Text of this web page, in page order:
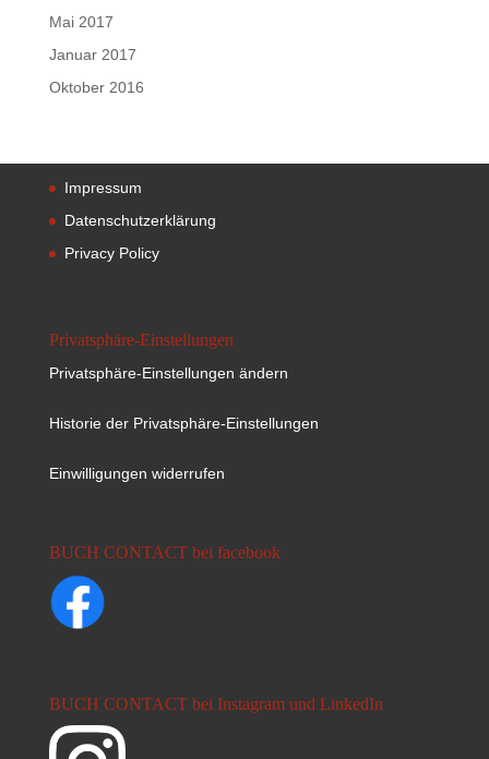
Mai 2017
Januar 2017
Oktober 2016
Impressum
Datenschutzerklärung
Privacy Policy
Privatsphäre-Einstellungen
Privatsphäre-Einstellungen ändern
Historie der Privatsphäre-Einstellungen
Einwilligungen widerrufen
BUCH CONTACT bei facebook
BUCH CONTACT bei Instagram und LinkedIn